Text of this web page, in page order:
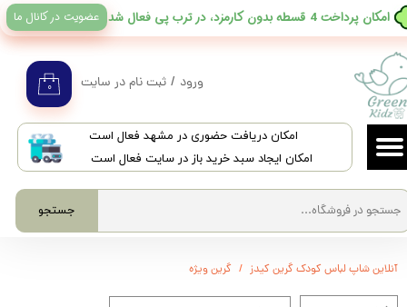
​امکان دریافت حضوری در مشهد فعال است
امکان ایجاد سبد خرید باز در سایت فعال است
جستجو
۰ ورود / ثبت نام در سایت
حساب کاربری من
تغییر گذر واژه
سفارشات
خروج از حساب کاربری
​امکان پرداخت 4 قسطه بدون کارمزد، در ترب پی فعال شد عضویت در کانال ما
آنلاین شاپ لباس کودک گرین کیدز گرین ویژه